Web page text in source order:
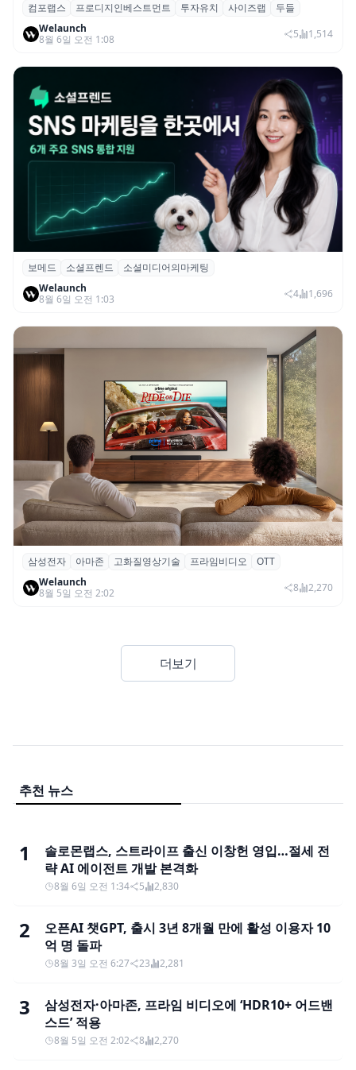
컴포랩스, 프로디지인베스트먼트로부터 시
드 투자 유치
컴포랩스 프로디지인베스트먼트 투자유치 사이즈랩
두들
Welaunch
8월 6일 오전 1:08
5 1,514
보메드 ‘소셜프렌드’, 유튜브·인스타 등 6개
SNS 마케팅 통합 지원
보메드 소셜프렌드
소셜미디어의마케팅
Welaunch
8월 6일 오전 1:03
4 1,696
삼성전자·아마존, 프라임 비디오에 ‘HDR10+
어드밴스드’ 적용
삼성전자 아마존 고화질영상기술 프라임비디오
OTT
Welaunch
8월 5일 오전 2:02
8 2,270
더보기
추천 뉴스
1
솔로몬랩스, 스트라이프 출신 이창헌 영입…절세 전
략 AI 에이전트 개발 본격화
8월 6일 오전 1:34 5 2,830
2
오픈AI 챗GPT, 출시 3년 8개월 만에 활성 이용자 10
억 명 돌파
8월 3일 오전 6:27 23 2,281
3
삼성전자·아마존, 프라임 비디오에 ‘HDR10+ 어드밴
스드’ 적용
8월 5일 오전 2:02 8 2,270